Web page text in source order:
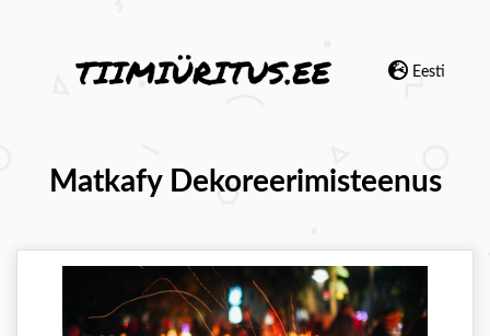
Eesti
Matkafy Dekoreerimisteenus